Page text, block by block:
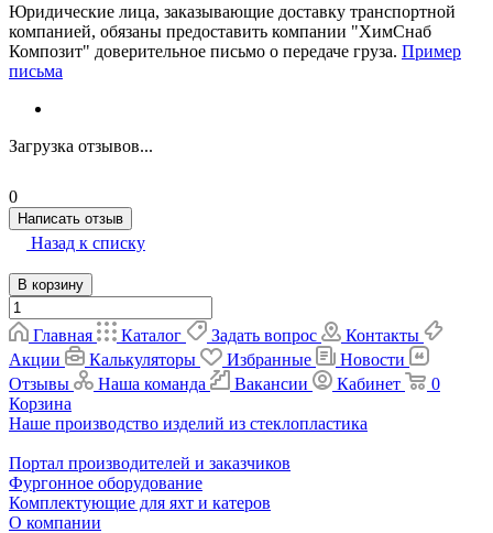
Юридические лица, заказывающие доставку транспортной
компанией, обязаны предоставить компании "ХимСнаб
Композит" доверительное письмо о передаче груза. Пример
письма
Загрузка отзывов...
0
Написать отзыв
Назад к списку
В корзину
Главная Каталог Задать вопрос
Контакты
Акции
Калькуляторы Избранные
Новости
Отзывы
Наша команда Вакансии Кабинет
0
Корзина
Наше производство изделий из стеклопластика
Портал производителей и заказчиков
Фургонное оборудование
Комплектующие для яхт и катеров
О компании